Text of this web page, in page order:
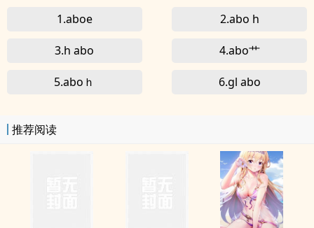
1.aboe
2.abo h
3.h abo 4.abo艹
5.aboｈ 6.gl abo
推荐阅读